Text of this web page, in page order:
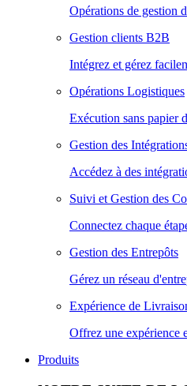
Opérations de gestion
Gestion clients B2B
Intégrez et gérez
Opérations Logistiques
Exécution sans papier
Gestion des
Accédez à des
Suivi et Gestion des
Connectez chaque
Gestion des Entrepôts
Gérez un réseau
Expérience de
Offrez une expérience
Produits